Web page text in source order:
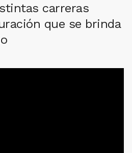
carreras
que se brinda